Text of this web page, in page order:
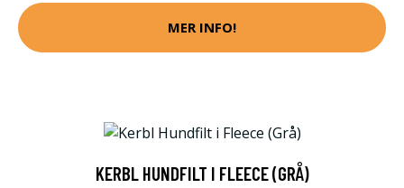
MER INFO!
KERBL HUNDFILT I FLEECE (GRÅ)